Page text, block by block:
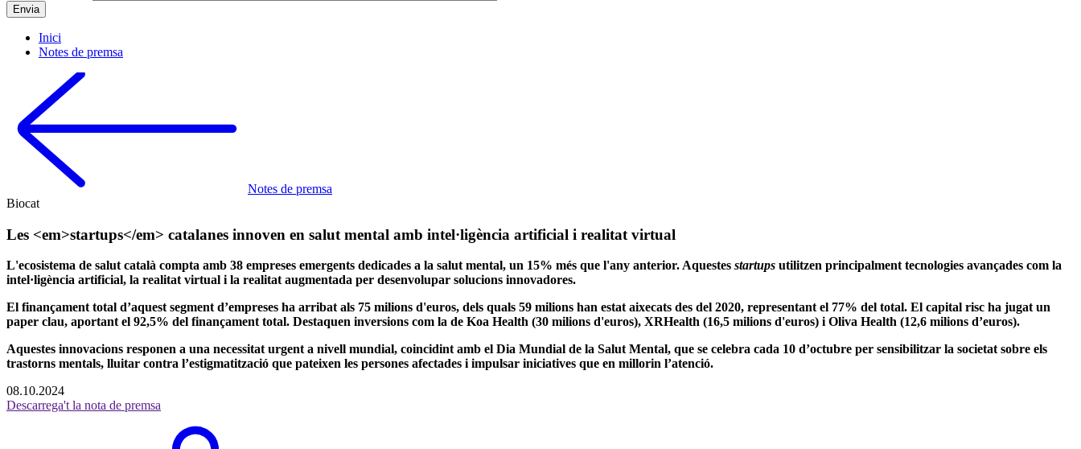
Inici
Notes de premsa
Notes de premsa
Biocat
Les <em>startups</em> catalanes innoven en salut mental amb intel·ligència artificial i realitat virtual
L'ecosistema de salut català compta amb 38 empreses emergents dedicades a la salut mental, un 15% més que l'any anterior. Aquestes startups utilitzen principalment tecnologies avançades com la
intel·ligència artificial, la realitat virtual i la realitat augmentada per desenvolupar solucions innovadores.
El finançament total d’aquest segment d’empreses ha arribat als 75 milions d'euros, dels quals 59 milions han estat aixecats des del 2020, representant el 77% del total. El capital risc ha jugat un
paper clau, aportant el 92,5% del finançament total. Destaquen inversions com la de Koa Health (30 milions d'euros), XRHealth (16,5 milions d'euros) i Oliva Health (12,6 milions d’euros).
Aquestes innovacions responen a una necessitat urgent a nivell mundial, coincidint amb el Dia Mundial de la Salut Mental, que se celebra cada 10 d’octubre per sensibilitzar la societat sobre els
trastorns mentals, lluitar contra l’estigmatització que pateixen les persones afectades i impulsar iniciatives que en millorin l’atenció.
08.10.2024
Descarrega't la nota de premsa